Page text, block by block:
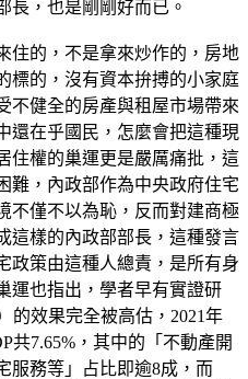
長，也是剛剛好而已。
住的，不是拿來炒作的，房地
標的，沒有資本拚搏的小家庭
不健全的房產與租屋市場帶來
還在乎國民，怎麼會把這種現
住權的巢運更是嚴厲痛批，這
難，內政部作為中央政府住宅
不僅不以為恥，反而對建商極
這樣的內政部部長，這種發言
政策由這種人總責，是所有身
運也指出，學者早有實證研
的效果完全被高估，2021年
共7.65%，其中的「不動產開
服務等」占比即逾8成，而